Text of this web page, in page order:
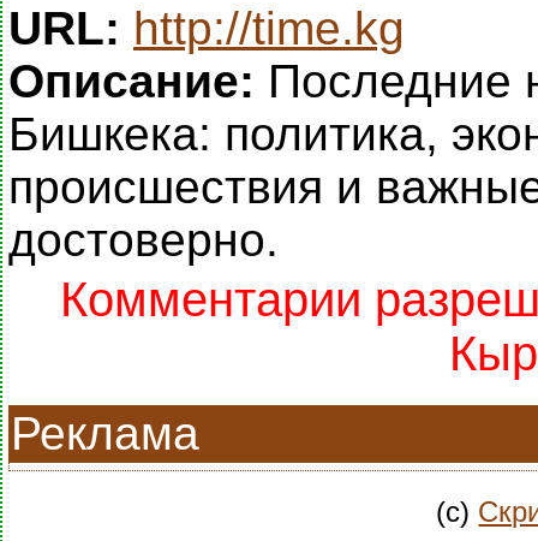
URL: http://time.kg
Описание: Последние
Бишкека: политика,
происшествия и
достоверно.
Комментарии
Реклама
(c)